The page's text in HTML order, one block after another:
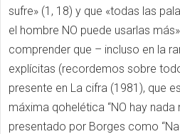
sufre» (1, 18) y que «todas las
el hombre NO puede usarlas
comprender que – incluso en la
explícitas (recordemos sobre
presente en La cifra (1981), que
máxima qohelética “NO hay nada
presentado por Borges como